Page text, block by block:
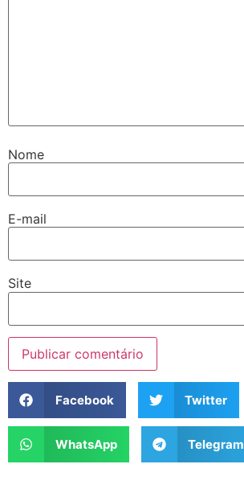
Nome
E-mail
Site
Facebook Twitter
WhatsApp Telegram